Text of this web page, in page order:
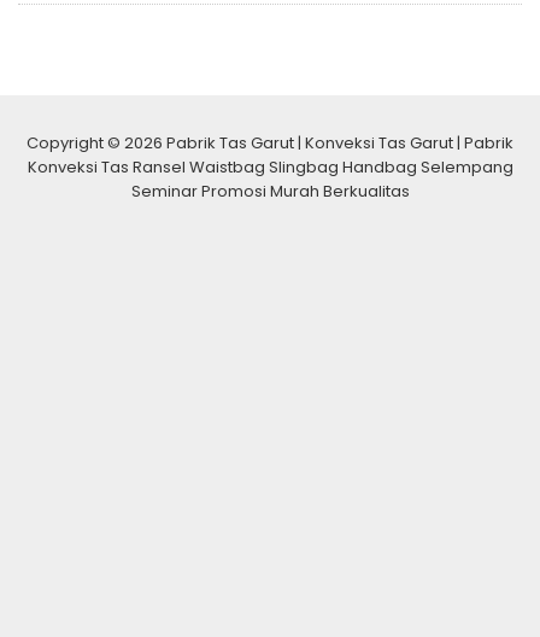
Copyright © 2026 Pabrik Tas Garut | Konveksi Tas Garut | Pabrik
Konveksi Tas Ransel Waistbag Slingbag Handbag Selempang
Seminar Promosi Murah Berkualitas